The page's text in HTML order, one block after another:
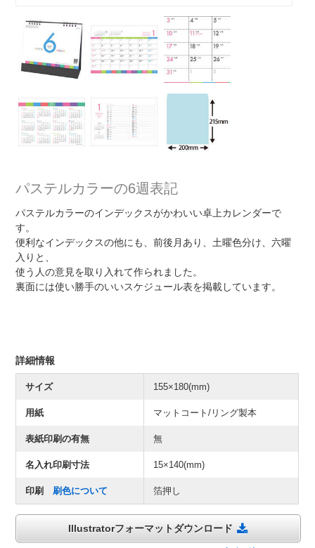
パステルカラーの6週表記
パステルカラーのインデックスがかわいい卓上カレンダーで
す。
便利なインデックスの他にも、前後月あり、土曜色分け、六曜
入りと、
使う人の意見を取り入れて作られました。
裏面には使い勝手のいいスケジュール表を掲載しています。
詳細情報
サイズ 155×180(mm)
用紙 マットコート/リング製本
表紙印刷の有無 無
名入れ印刷寸法 15×140(mm)
印刷刷色について 箔押し
Illustratorフォーマットダウンロード